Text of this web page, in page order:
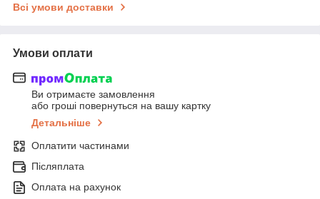
Всі умови доставки
Умови оплати
Ви отримаєте замовлення
або гроші повернуться на вашу картку
Детальніше
Оплатити частинами
Післяплата
Оплата на рахунок